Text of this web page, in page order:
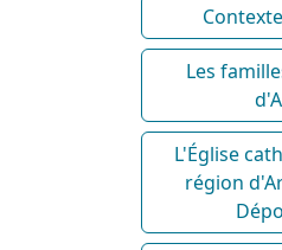
Les
L'Église
région